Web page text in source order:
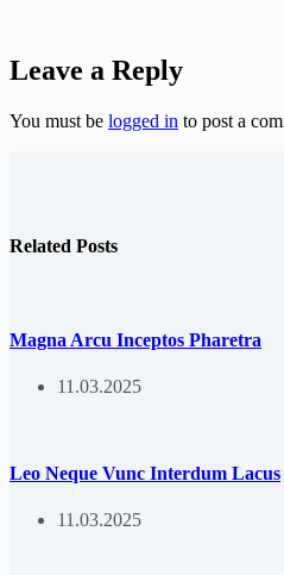
Leave a Reply
You must be logged in to post a
Related Posts
Magna Arcu Inceptos Pharetra
11.03.2025
Leo Neque Vunc Interdum Lacus
11.03.2025